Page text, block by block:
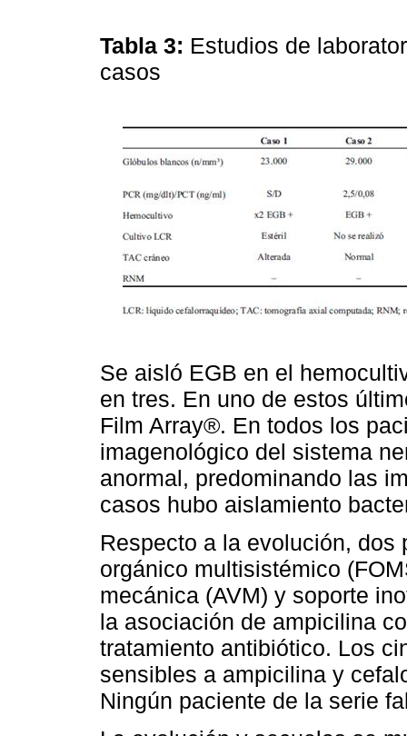
Tabla 3: Estudios de
casos
Se aisló EGB en el
en tres. En uno de estos
Film Array®. En todos los
imagenológico del sistema
anormal, predominando las
casos hubo aislamiento
Respecto a la evolución,
orgánico multisistémico
mecánica (AVM) y soporte
la asociación de ampicilina
tratamiento antibiótico. Los
sensibles a ampicilina y
Ningún paciente de la serie